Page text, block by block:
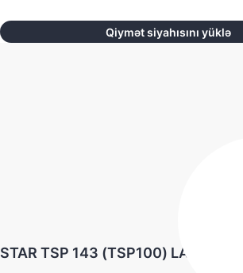
Qiymət siyahısını yüklə
STAR TSP 143 (TSP100) LAN